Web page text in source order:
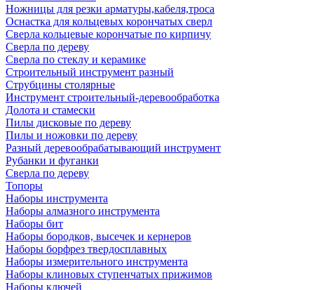
Ножницы для резки арматуры,кабеля,троса
Оснастка для кольцевых корончатых сверл
Сверла кольцевые корончатые по кирпичу
Сверла по дереву
Сверла по стеклу и керамике
Строительный инструмент разный
Струбцины столярные
Инструмент строительный-деревообработка
Долота и стамески
Пилы дисковые по дереву
Пилы и ножовки по дереву
Разный деревообрабатывающий инструмент
Рубанки и фуганки
Сверла по дереву
Топоры
Наборы инструмента
Наборы алмазного инструмента
Наборы бит
Наборы бородков, высечек и кернеров
Наборы борфрез твердосплавных
Наборы измерительного инструмента
Наборы клиновых ступенчатых прижимов
Наборы ключей